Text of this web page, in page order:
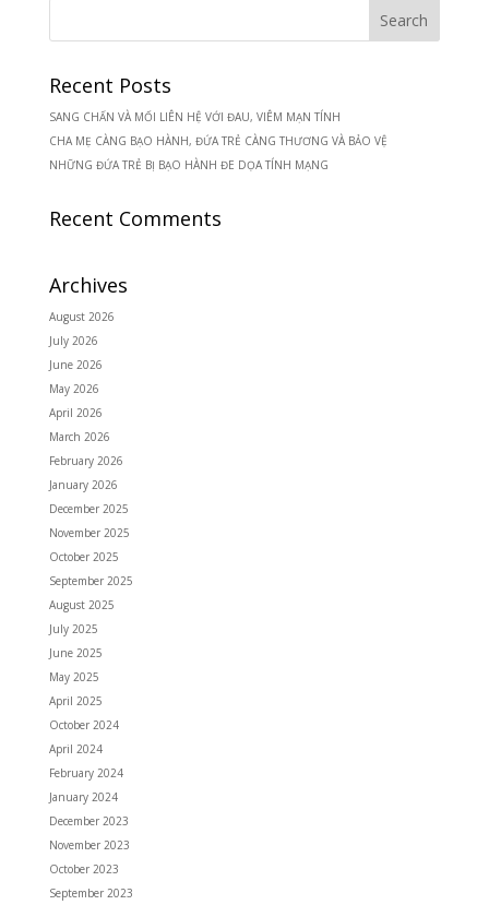
Recent Posts
SANG CHẤN VÀ MỐI LIÊN HỆ VỚI ĐAU, VIÊM MẠN TÍNH
CHA MẸ CÀNG BẠO HÀNH, ĐỨA TRẺ CÀNG THƯƠNG VÀ BẢO VỆ
NHỮNG ĐỨA TRẺ BỊ BẠO HÀNH ĐE DỌA TÍNH MẠNG
Recent Comments
Archives
August 2026
July 2026
June 2026
May 2026
April 2026
March 2026
February 2026
January 2026
December 2025
November 2025
October 2025
September 2025
August 2025
July 2025
June 2025
May 2025
April 2025
October 2024
April 2024
February 2024
January 2024
December 2023
November 2023
October 2023
September 2023